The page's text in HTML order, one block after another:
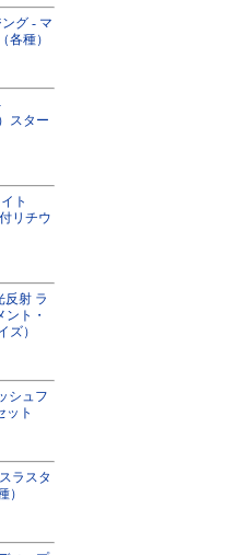
グ - マ
各種）
スター
ト
リチウ
反射 ラ
ト・
ズ）
シュフ
ット
ラスタ
）